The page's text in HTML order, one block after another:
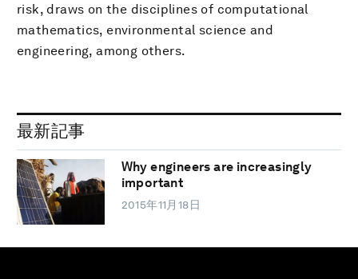
risk, draws on the disciplines of computational
mathematics, environmental science and
engineering, among others.
最新記事
Why engineers are increasingly
important
2015年11月18日